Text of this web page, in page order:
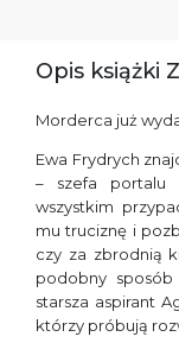
Opis książki
Morderca już
Ewa Frydrych
– szefa portalu
wszystkim
mu truciznę i
czy za zbrodnią
podobny
starsza aspirant
którzy próbują